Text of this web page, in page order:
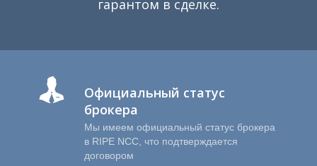
гарантом в сделке.
Официальный статус
брокера
Мы имеем официальный статус брокера
в RIPE NCC, что подтверждается
договором